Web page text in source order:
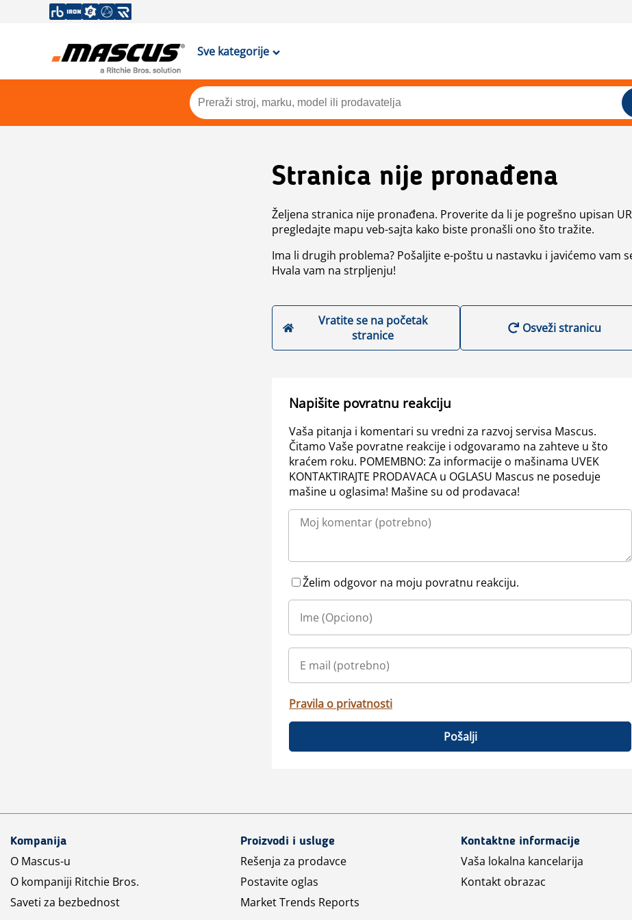
Sve kategorije
Stranica nije pronađena
Željena stranica nije pronađena. Proverite da li je pogrešno upisan
pregledajte mapu veb-sajta kako biste pronašli ono što tražite.
Ima li drugih problema? Pošaljite e-poštu u nastavku i javićemo vam
Hvala vam na strpljenju!
Vratite se na početak
stranice
Osveži stranicu
Napišite povratnu reakciju
Vaša pitanja i komentari su vredni za razvoj servisa Mascus.
Čitamo Vaše povratne reakcije i odgovaramo na zahteve u što
kraćem roku. POMEMBNO: Za informacije o mašinama UVEK
KONTAKTIRAJTE PRODAVACA u OGLASU Mascus ne poseduje
mašine u oglasima! Mašine su od prodavaca!
Želim odgovor na moju povratnu reakciju.
Pravila o privatnosti
Pošalji
Kompanija
O Mascus-u
O kompaniji Ritchie Bros.
Saveti za bezbednost
Proizvodi i usluge
Rešenja za prodavce
Postavite oglas
Market Trends Reports
Kontaktne informacije
Vaša lokalna kancelarija
Kontakt obrazac